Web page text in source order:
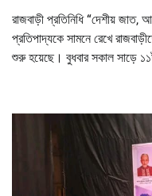
রাজবাড়ী প্রতিনিধি “দেশীয়
প্রতিপাদ্যকে সামনে রেখে
শুরু হয়েছে। বুধবার সকাল সাড়ে